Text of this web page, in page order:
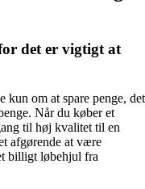
det er vigtigt at
om at spare penge, det
Når du køber et
til høj kvalitet til en
afgørende at være
billigt løbehjul fra